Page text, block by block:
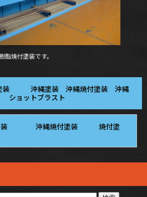
脂焼付塗装です。
塗装 沖縄塗装 沖縄焼付塗装 沖縄
ショットブラスト
塗装 沖縄焼付塗装 焼付塗